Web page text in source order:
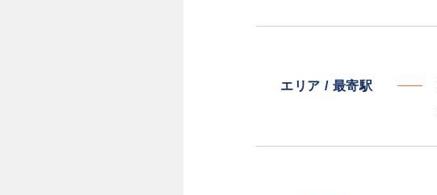
エリア / 最寄駅